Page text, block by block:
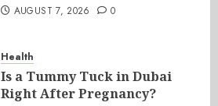
AUGUST 7, 2026 0
Health
Is a Tummy Tuck in Dubai
Right After Pregnancy?